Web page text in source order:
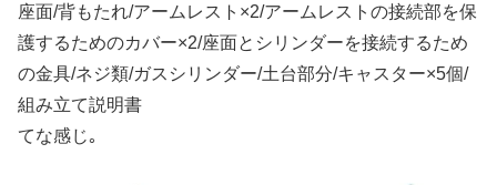
座面/背もたれ/アームレスト×2/アームレストの接続部を保
護するためのカバー×2/座面とシリンダーを接続するため
の金具/ネジ類/ガスシリンダー/土台部分/キャスター×5個/
組み立て説明書
てな感じ｡